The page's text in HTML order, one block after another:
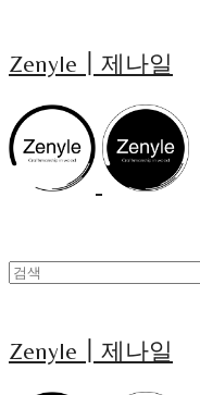
Zenyle┃제나일
Zenyle┃제나일